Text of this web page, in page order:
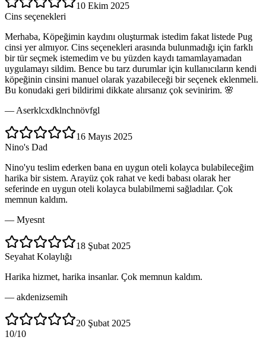
10 Ekim 2025
Cins seçenekleri
Merhaba, Köpeğimin kaydını oluşturmak istedim fakat listede Pug
cinsi yer almıyor. Cins seçenekleri arasında bulunmadığı için farklı
bir tür seçmek istemedim ve bu yüzden kaydı tamamlayamadan
uygulamayı sildim. Bence bu tarz durumlar için kullanıcıların kendi
köpeğinin cinsini manuel olarak yazabileceği bir seçenek eklenmeli.
Bu konudaki geri bildirimi dikkate alırsanız çok sevinirim. 🌸
— Aserklcxdklnchnövfgl
16 Mayıs 2025
Nino's Dad
Nino'yu teslim ederken bana en uygun oteli kolayca bulabileceğim
harika bir sistem. Arayüz çok rahat ve kedi babası olarak her
seferinde en uygun oteli kolayca bulabilmemi sağladılar. Çok
memnun kaldım.
— Myesnt
18 Şubat 2025
Seyahat Kolaylığı
Harika hizmet, harika insanlar. Çok memnun kaldım.
— akdenizsemih
20 Şubat 2025
10/10